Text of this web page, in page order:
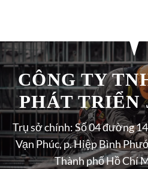
CÔNG TY
PHÁT TRIỂN
Trụ sở chính: Số 04 đường
Vạn Phúc, p. Hiệp Bình
Thành phố Hồ Chí